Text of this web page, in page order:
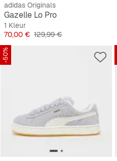
adidas Originals
Gazelle Lo Pro
1 Kleur
Prijs
70,00 € Originele Prijs
129,99 €
-50%